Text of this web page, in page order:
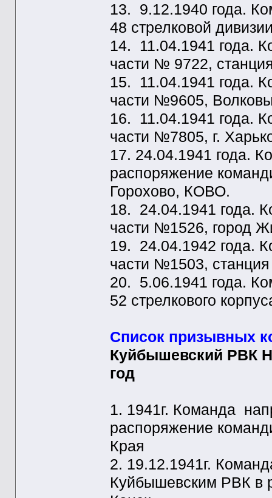
13. 9.12.1940 года.
48 стрелковой
14. 11.04.1941 года.
части № 9722,
15. 11.04.1941 года.
части №9605,
16. 11.04.1941 года.
части №7805, г.
17. 24.04.1941 года.
распоряжение
Горохово, КОВО.
18. 24.04.1941 года.
части №1526, город
19. 24.04.1942 года.
части №1503,
20. 5.06.1941 года.
52 стрелкового
Список призывных
Куйбышевский РВК
год
1. 1941г. Команда
распоряжение
Края
2. 19.12.1941г.
Куйбышевским РВК в